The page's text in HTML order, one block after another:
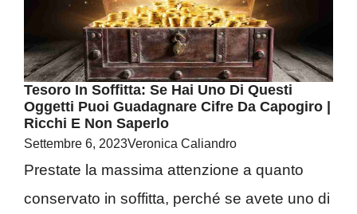
Tesoro In Soffitta: Se Hai Uno Di Questi
Oggetti Puoi Guadagnare Cifre Da Capogiro |
Ricchi E Non Saperlo
Settembre 6, 2023Veronica Caliandro
Prestate la massima attenzione a quanto
conservato in soffitta, perché se avete uno di